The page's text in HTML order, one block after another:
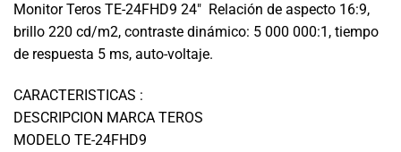
Monitor Teros TE-24FHD9 24″ Relación de aspecto 16:9,
brillo 220 cd/m2, contraste dinámico: 5 000 000:1, tiempo
de respuesta 5 ms, auto-voltaje.
CARACTERISTICAS :
DESCRIPCION MARCA TEROS
MODELO TE-24FHD9